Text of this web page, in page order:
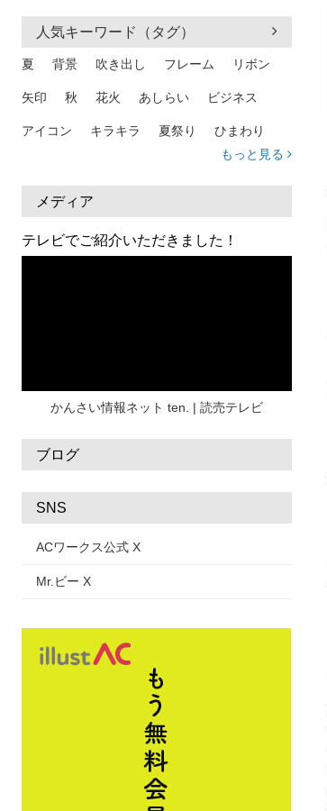
人気キーワード（タグ）
夏 背景 吹き出し フレーム リボン
矢印 秋 花火 あしらい ビジネス
アイコン キラキラ 夏祭り ひまわり
熱中症
人物 暑中見舞い
日本地図 海
もっと見る
メディア
テレビでご紹介いただきました！
かんさい情報ネット ten. | 読売テレビ
ブログ
SNS
ACワークス公式 X
Mr.ビー X